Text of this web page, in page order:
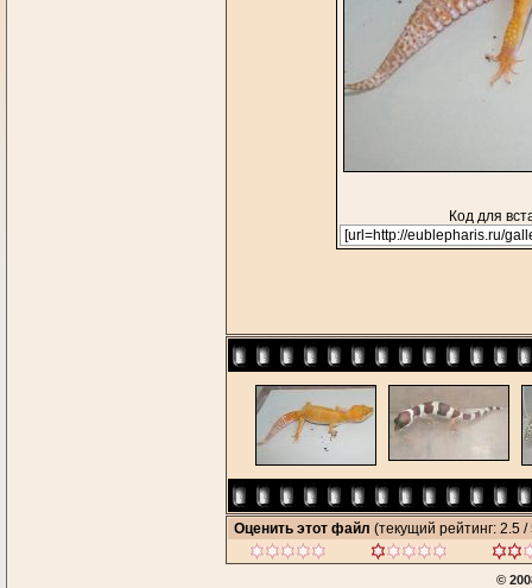
Код для
Оценить этот файл (текущий рейтинг: 2.5 /
©